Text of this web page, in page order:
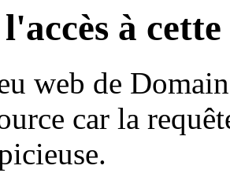
à
web de
car la